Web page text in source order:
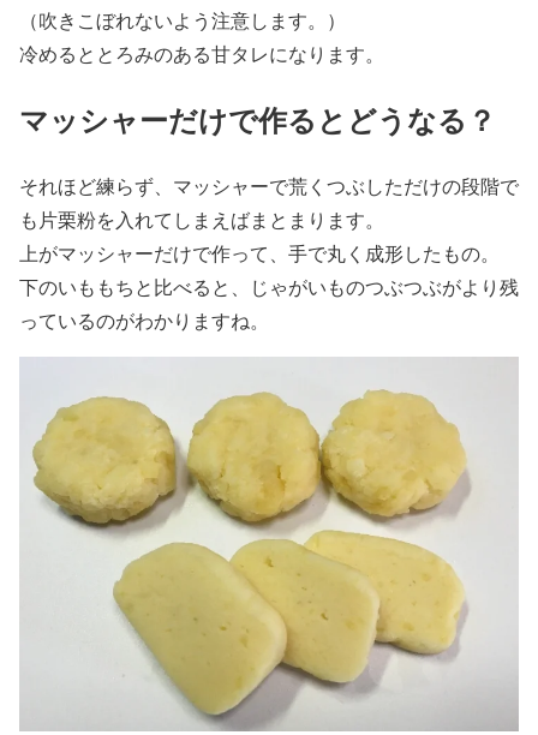
（吹きこぼれないよう注意します。）
冷めるととろみのある甘タレになります。
マッシャーだけで作るとどうなる？
それほど練らず、マッシャーで荒くつぶしただけの段階で
も片栗粉を入れてしまえばまとまります。
上がマッシャーだけで作って、手で丸く成形したもの。
下のいももちと比べると、じゃがいものつぶつぶがより残
っているのがわかりますね。